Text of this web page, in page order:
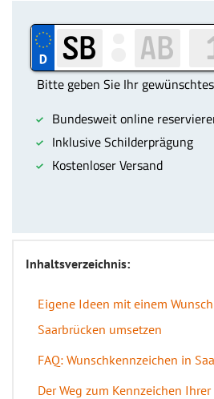
Inhaltsverzeichnis:
Eigene Ideen mit einem
Saarbrücken umsetzen
FAQ: Wunschkennzeichen in
Der Weg zum Kennzeichen